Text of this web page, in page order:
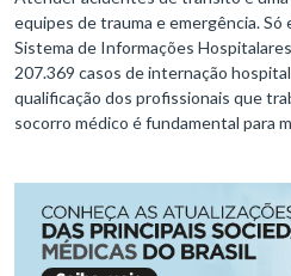
equipes de trauma e emergência. Só
Sistema de Informações
207.369 casos de internação
qualificação dos profissionais que
socorro médico é fundamental para